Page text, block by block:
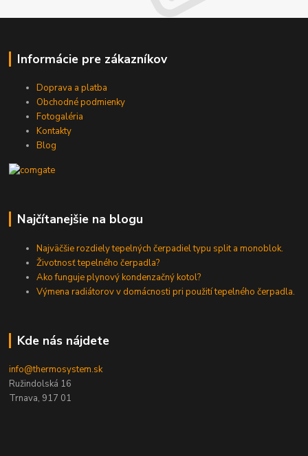
Informácie pre zákazníkov
Doprava a platba
Obchodné podmienky
Fotogaléria
Kontakty
Blog
Najčítanejšie na blogu
Najväčšie rozdiely tepelných čerpadiel typu split a monoblok.
Životnosť tepelného čerpadla?
Ako funguje plynový kondenzačný kotol?
Výmena radiátorov v domácnosti pri použití tepelného čerpadla.
Kde nás nájdete
info@thermosystem.sk
Ružindolská 16
Trnava, 917 01